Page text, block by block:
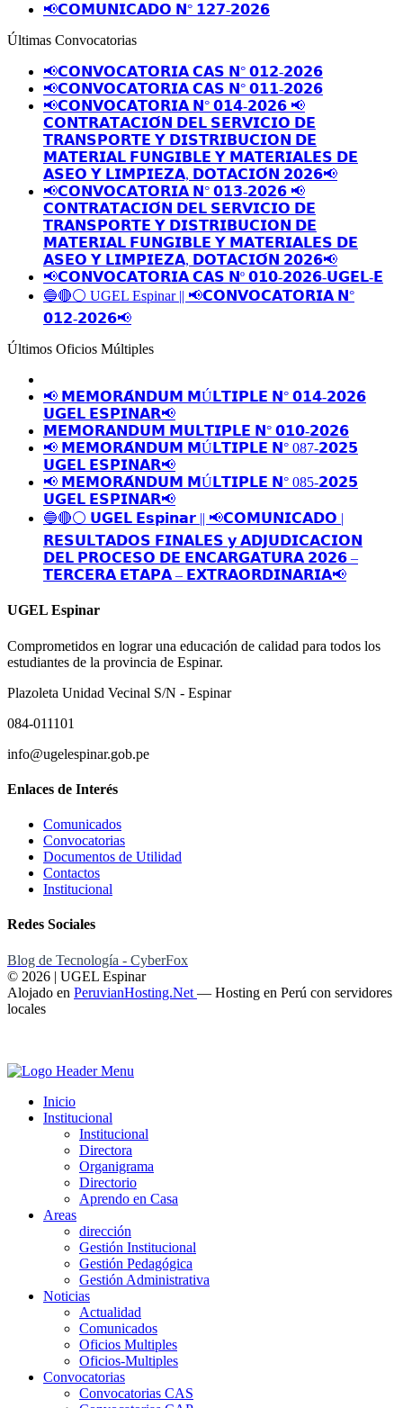
📢𝗖𝗢𝗠𝗨𝗡𝗜𝗖𝗔𝗗𝗢 𝗡° 𝟭𝟮𝟳-𝟮𝟬𝟮𝟲
Últimas Convocatorias
📢𝗖𝗢𝗡𝗩𝗢𝗖𝗔𝗧𝗢𝗥𝗜𝗔 𝗖𝗔𝗦 𝗡° 𝟬𝟭𝟮-𝟮𝟬𝟮𝟲
📢𝗖𝗢𝗡𝗩𝗢𝗖𝗔𝗧𝗢𝗥𝗜𝗔 𝗖𝗔𝗦 𝗡° 𝟬𝟭𝟭-𝟮𝟬𝟮𝟲
📢𝗖𝗢𝗡𝗩𝗢𝗖𝗔𝗧𝗢𝗥𝗜𝗔 𝗡° 𝟬𝟭𝟰-𝟮𝟬𝟮𝟲 📢
𝗖𝗢𝗡𝗧𝗥𝗔𝗧𝗔𝗖𝗜𝗢́𝗡 𝗗𝗘𝗟 𝗦𝗘𝗥𝗩𝗜𝗖𝗜𝗢 𝗗𝗘
𝗧𝗥𝗔𝗡𝗦𝗣𝗢𝗥𝗧𝗘 𝗬 𝗗𝗜𝗦𝗧𝗥𝗜𝗕𝗨𝗖𝗜𝗢𝗡 𝗗𝗘
𝗠𝗔𝗧𝗘𝗥𝗜𝗔𝗟 𝗙𝗨𝗡𝗚𝗜𝗕𝗟𝗘 𝗬 𝗠𝗔𝗧𝗘𝗥𝗜𝗔𝗟𝗘𝗦 𝗗𝗘
𝗔𝗦𝗘𝗢 𝗬 𝗟𝗜𝗠𝗣𝗜𝗘𝗭𝗔, 𝗗𝗢𝗧𝗔𝗖𝗜𝗢́𝗡 𝟮𝟬𝟮𝟲📢
📢𝗖𝗢𝗡𝗩𝗢𝗖𝗔𝗧𝗢𝗥𝗜𝗔 𝗡° 𝟬𝟭𝟯-𝟮𝟬𝟮𝟲 📢
𝗖𝗢𝗡𝗧𝗥𝗔𝗧𝗔𝗖𝗜𝗢́𝗡 𝗗𝗘𝗟 𝗦𝗘𝗥𝗩𝗜𝗖𝗜𝗢 𝗗𝗘
𝗧𝗥𝗔𝗡𝗦𝗣𝗢𝗥𝗧𝗘 𝗬 𝗗𝗜𝗦𝗧𝗥𝗜𝗕𝗨𝗖𝗜𝗢𝗡 𝗗𝗘
𝗠𝗔𝗧𝗘𝗥𝗜𝗔𝗟 𝗙𝗨𝗡𝗚𝗜𝗕𝗟𝗘 𝗬 𝗠𝗔𝗧𝗘𝗥𝗜𝗔𝗟𝗘𝗦 𝗗𝗘
𝗔𝗦𝗘𝗢 𝗬 𝗟𝗜𝗠𝗣𝗜𝗘𝗭𝗔, 𝗗𝗢𝗧𝗔𝗖𝗜𝗢́𝗡 𝟮𝟬𝟮𝟲📢
📢𝗖𝗢𝗡𝗩𝗢𝗖𝗔𝗧𝗢𝗥𝗜𝗔 𝗖𝗔𝗦 𝗡º 𝟬𝟭𝟬-𝟮𝟬𝟮𝟲-𝗨𝗚𝗘𝗟-𝗘
🔵🔴⚪️ UGEL Espinar || 📢𝗖𝗢𝗡𝗩𝗢𝗖𝗔𝗧𝗢𝗥𝗜𝗔 𝗡°
𝟬𝟭𝟮-𝟮𝟬𝟮𝟲📢
Últimos Oficios Múltiples
📢 𝗠𝗘𝗠𝗢𝗥𝗔́𝗡𝗗𝗨𝗠 𝗠Ú𝗟𝗧𝗜𝗣𝗟𝗘 𝗡° 𝟬𝟭𝟰-𝟮𝟬𝟮𝟲
𝗨𝗚𝗘𝗟 𝗘𝗦𝗣𝗜𝗡𝗔𝗥📢
𝗠𝗘𝗠𝗢𝗥𝗔𝗡𝗗𝗨𝗠 𝗠𝗨𝗟𝗧𝗜𝗣𝗟𝗘 𝗡° 𝟬𝟭𝟬-𝟮𝟬𝟮𝟲
📢 𝗠𝗘𝗠𝗢𝗥𝗔́𝗡𝗗𝗨𝗠 𝗠Ú𝗟𝗧𝗜𝗣𝗟𝗘 𝗡° 087-𝟮𝟬𝟮𝟱
𝗨𝗚𝗘𝗟 𝗘𝗦𝗣𝗜𝗡𝗔𝗥📢
📢 𝗠𝗘𝗠𝗢𝗥𝗔́𝗡𝗗𝗨𝗠 𝗠Ú𝗟𝗧𝗜𝗣𝗟𝗘 𝗡° 085-𝟮𝟬𝟮𝟱
𝗨𝗚𝗘𝗟 𝗘𝗦𝗣𝗜𝗡𝗔𝗥📢
🔵🔴⚪️ 𝗨𝗚𝗘𝗟 𝗘𝘀𝗽𝗶𝗻𝗮𝗿 || 📢𝗖𝗢𝗠𝗨𝗡𝗜𝗖𝗔𝗗𝗢 |
𝗥𝗘𝗦𝗨𝗟𝗧𝗔𝗗𝗢𝗦 𝗙𝗜𝗡𝗔𝗟𝗘𝗦 𝘆 𝗔𝗗𝗝𝗨𝗗𝗜𝗖𝗔𝗖𝗜𝗢𝗡
𝗗𝗘𝗟 𝗣𝗥𝗢𝗖𝗘𝗦𝗢 𝗗𝗘 𝗘𝗡𝗖𝗔𝗥𝗚𝗔𝗧𝗨𝗥𝗔 𝟮𝟬𝟮𝟲 –
𝗧𝗘𝗥𝗖𝗘𝗥𝗔 𝗘𝗧𝗔𝗣𝗔 – 𝗘𝗫𝗧𝗥𝗔𝗢𝗥𝗗𝗜𝗡𝗔𝗥𝗜𝗔📢
UGEL Espinar
Comprometidos en lograr una educación de calidad para todos los
estudiantes de la provincia de Espinar.
Plazoleta Unidad Vecinal S/N - Espinar
084-011101
info@ugelespinar.gob.pe
Enlaces de Interés
Comunicados
Convocatorias
Documentos de Utilidad
Contactos
Institucional
Redes Sociales
Blog de Tecnología - CyberFox
© 2026 | UGEL Espinar
Alojado en PeruvianHosting.Net — Hosting en Perú con servidores
locales
Inicio
Institucional
Institucional
Directora
Organigrama
Directorio
Aprendo en Casa
Areas
dirección
Gestión Institucional
Gestión Pedagógica
Gestión Administrativa
Noticias
Actualidad
Comunicados
Oficios Multiples
Oficios-Multiples
Convocatorias
Convocatorias CAS